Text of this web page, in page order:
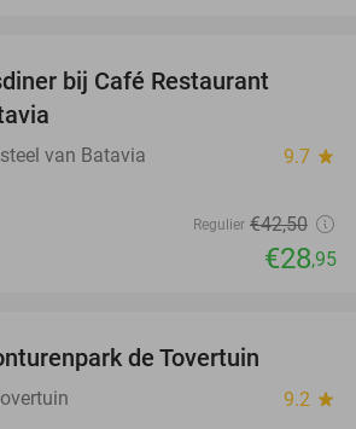
bij Café Restaurant
van Batavia 9.7 star
Regulier €42,50
€28,95
de Tovertuin
9.2 star